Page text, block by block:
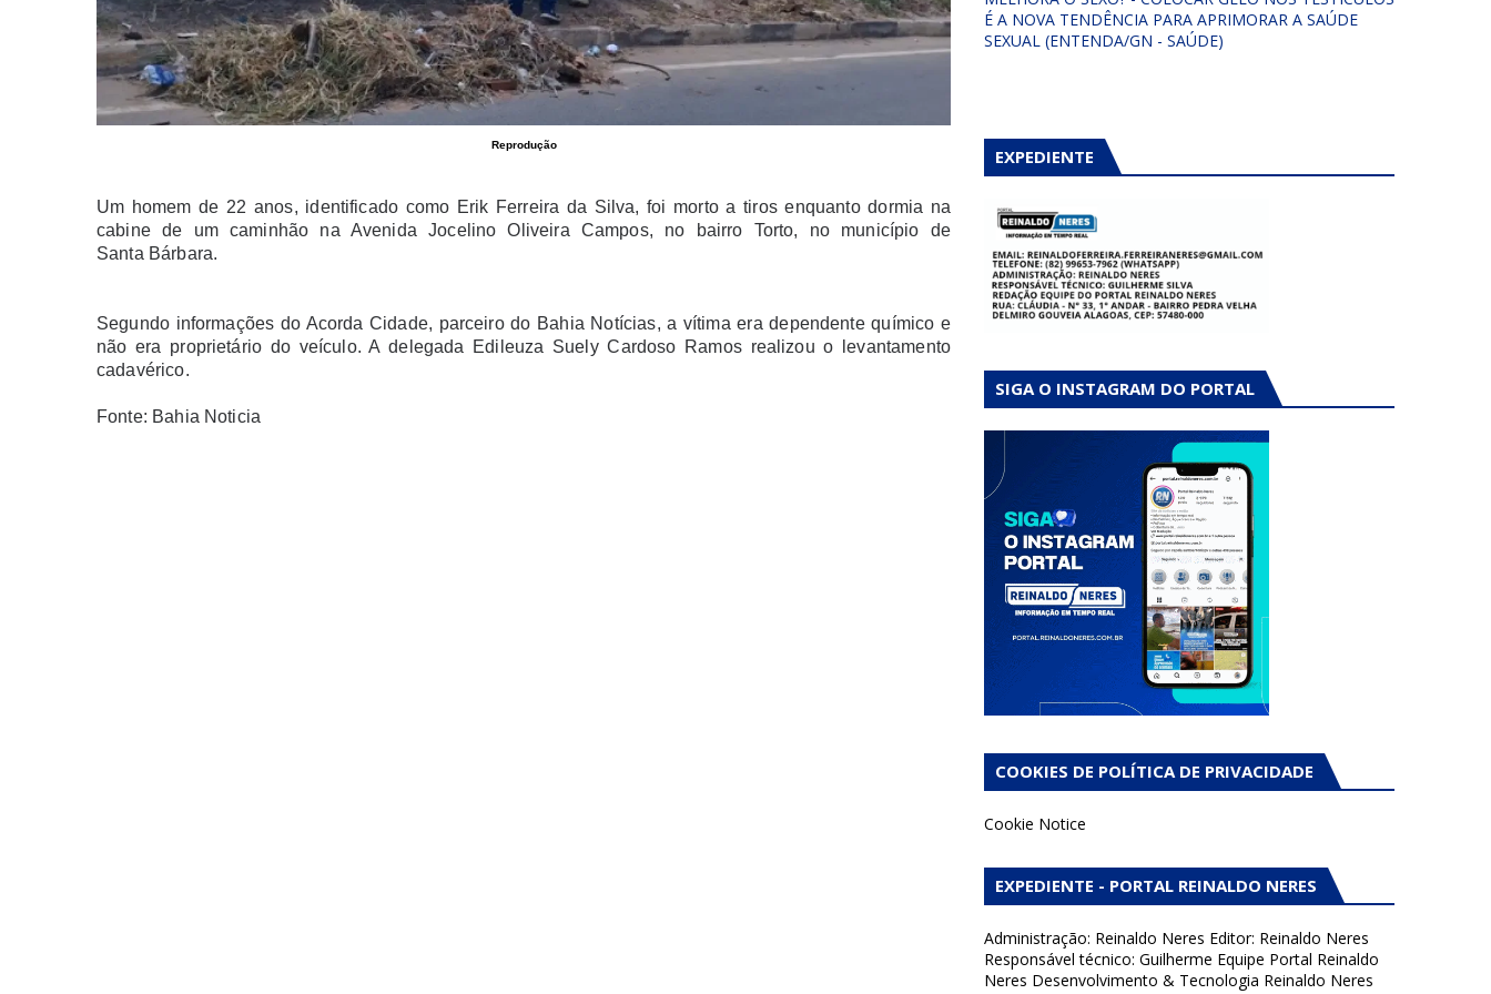
Reprodução
Um homem de 22 anos, identificado como Erik Ferreira da Silva, foi morto a tiros enquanto dormia na
cabine de um caminhão na Avenida Jocelino Oliveira Campos, no bairro Torto, no município de
Santa Bárbara.
Segundo informações do Acorda Cidade, parceiro do Bahia Notícias, a vítima era dependente químico e
não era proprietário do veículo. A delegada Edileuza Suely Cardoso Ramos realizou o levantamento
cadavérico.
Fonte: Bahia Noticia
É A NOVA TENDÊNCIA PARA APRIMORAR A SAÚDE
SEXUAL (ENTENDA/GN - SAÚDE)
EXPEDIENTE
SIGA O INSTAGRAM DO PORTAL
COOKIES DE POLÍTICA DE PRIVACIDADE
Cookie Notice
EXPEDIENTE - PORTAL REINALDO NERES
Administração: Reinaldo Neres Editor: Reinaldo Neres
Responsável técnico: Guilherme Equipe Portal Reinaldo
Neres Desenvolvimento & Tecnologia Reinaldo Neres